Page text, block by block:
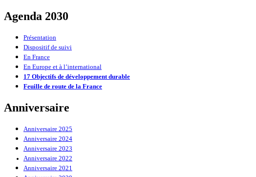
Agenda 2030
Présentation
Dispositif de suivi
En France
En Europe et à l’international
17 Objectifs de développement durable
Feuille de route de la France
Anniversaire
Anniversaire 2025
Anniversaire 2024
Anniversaire 2023
Anniversaire 2022
Anniversaire 2021